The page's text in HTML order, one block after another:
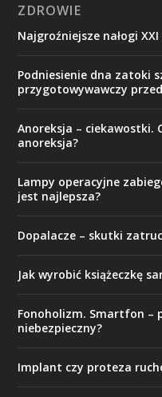
ZDROWIE
Najgroźniejsze nałogi
Podniesienie dna zatoki
przygotowywawczy
Anoreksja – ciekawostki.
anoreksja?
Lampy operacyjne
jest najlepsza?
Dopalacze – skutki
Jak wyrobić książeczkę
Fonoholizm. Smartfon –
niebezpieczny?
Implant czy proteza